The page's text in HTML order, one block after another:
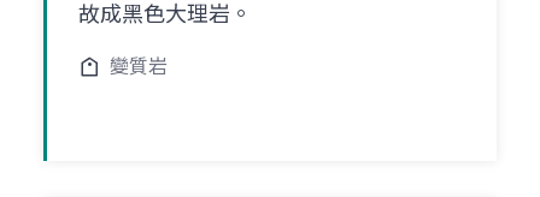
故成黑色大理岩。
變質岩